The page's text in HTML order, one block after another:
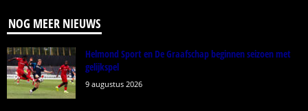
NOG MEER NIEUWS
Helmond Sport en De Graafschap beginnen seizoen met
gelijkspel
9 augustus 2026